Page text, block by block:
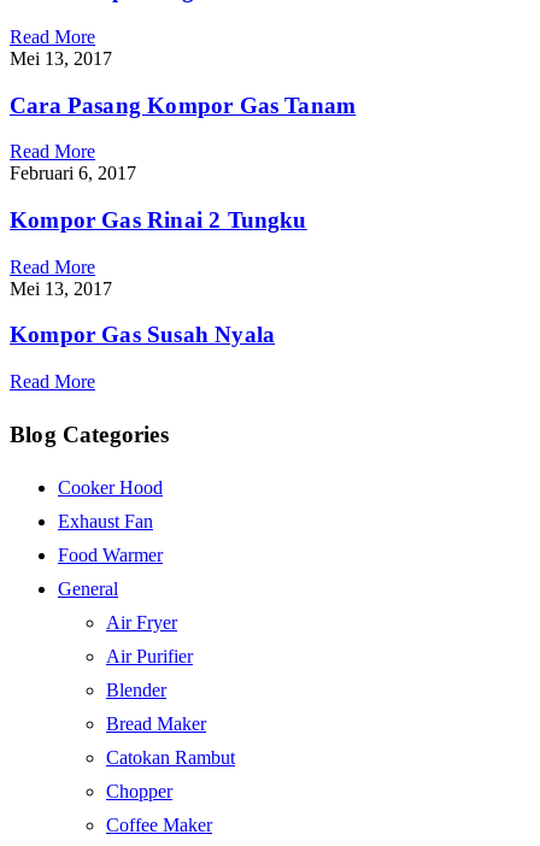
Read More
Mei 13, 2017
Cara Pasang Kompor Gas Tanam
Read More
Februari 6, 2017
Kompor Gas Rinai 2 Tungku
Read More
Mei 13, 2017
Kompor Gas Susah Nyala
Read More
Blog Categories
Cooker Hood
Exhaust Fan
Food Warmer
General
Air Fryer
Air Purifier
Blender
Bread Maker
Catokan Rambut
Chopper
Coffee Maker